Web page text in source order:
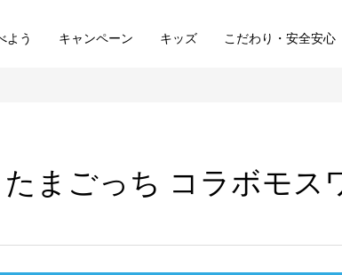
よう キャンペーン キッズ こだわり・安全安心
まごっち コラボモス